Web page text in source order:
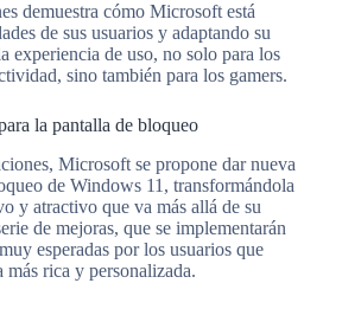
demuestra cómo Microsoft está
de sus usuarios y adaptando su
experiencia de uso, no solo para los
sino también para los gamers.
la pantalla de bloqueo
Microsoft se propone dar nueva
de Windows 11, transformándola
y atractivo que va más allá de su
de mejoras, que se implementarán
esperadas por los usuarios que
más rica y personalizada.